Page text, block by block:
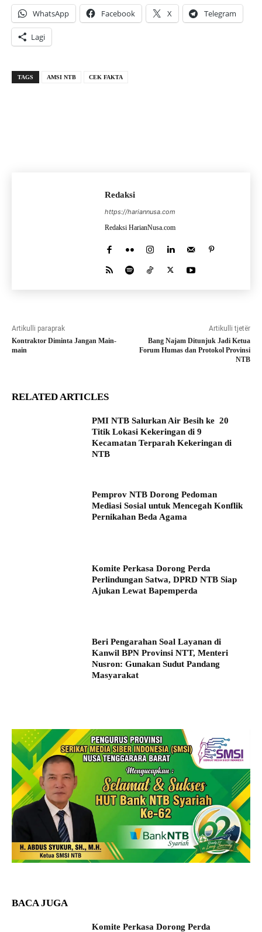
WhatsApp Facebook X Telegram
Lagi
TAGS AMSI NTB CEK FAKTA
Redaksi
https://hariannusa.com
Redaksi HarianNusa.com
Artikulli paraprak
Kontraktor Diminta Jangan Main-
main
Artikulli tjetër
Bang Najam Ditunjuk Jadi Ketua
Forum Humas dan Protokol Provinsi
NTB
RELATED ARTICLES
PMI NTB Salurkan Air Besih ke 20
Titik Lokasi Kekeringan di 9
Kecamatan Terparah Kekeringan di
NTB
Pemprov NTB Dorong Pedoman
Mediasi Sosial untuk Mencegah Konflik
Pernikahan Beda Agama
Komite Perkasa Dorong Perda
Perlindungan Satwa, DPRD NTB Siap
Ajukan Lewat Bapemperda
Beri Pengarahan Soal Layanan di
Kanwil BPN Provinsi NTT, Menteri
Nusron: Gunakan Sudut Pandang
Masyarakat
BACA JUGA
Komite Perkasa Dorong Perda